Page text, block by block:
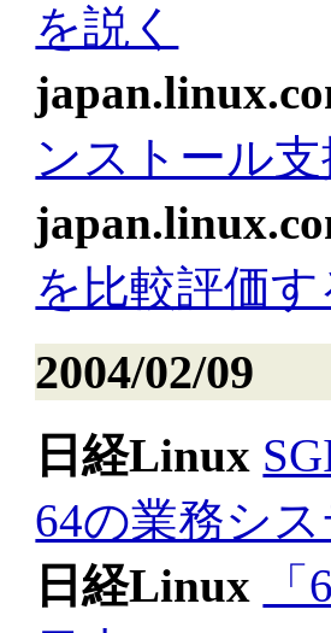
を説く
ンストール
を比較評価
2004/02/09
日経Linux
64の業務シ
日経Linux